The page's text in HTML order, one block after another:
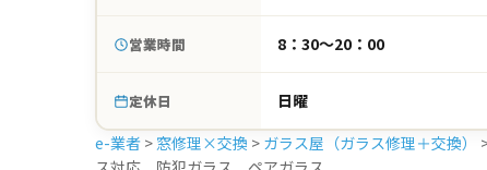
営業時間 8：30～20：00
定休日
日曜
e-業者 > 窓修理×交換 > ガラス屋（ガラス修理＋交換）